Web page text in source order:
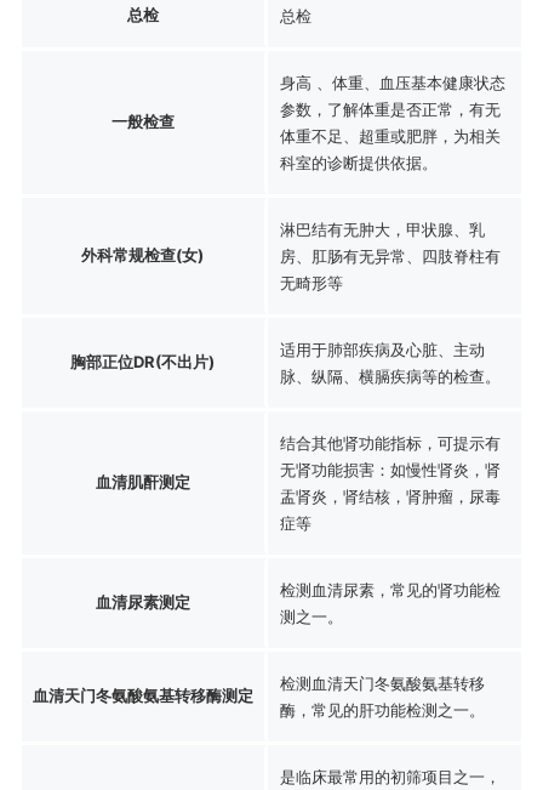
总检 总检
一般检查
身高 、体重、血压基本健康状态
参数，了解体重是否正常，有无
体重不足、超重或肥胖，为相关
科室的诊断提供依据。
外科常规检查(女)
淋巴结有无肿大，甲状腺、乳
房、肛肠有无异常、四肢脊柱有
无畸形等
胸部正位DR(不出片)
适用于肺部疾病及心脏、主动
脉、纵隔、横膈疾病等的检查。
血清肌酐测定
结合其他肾功能指标，可提示有
无肾功能损害：如慢性肾炎，肾
盂肾炎，肾结核，肾肿瘤，尿毒
症等
血清尿素测定
检测血清尿素，常见的肾功能检
测之一。
血清天门冬氨酸氨基转移酶测定
检测血清天门冬氨酸氨基转移
酶，常见的肝功能检测之一。
是临床最常用的初筛项目之一，